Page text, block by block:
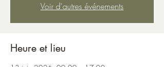
Voir d'autres événements
Heure et lieu